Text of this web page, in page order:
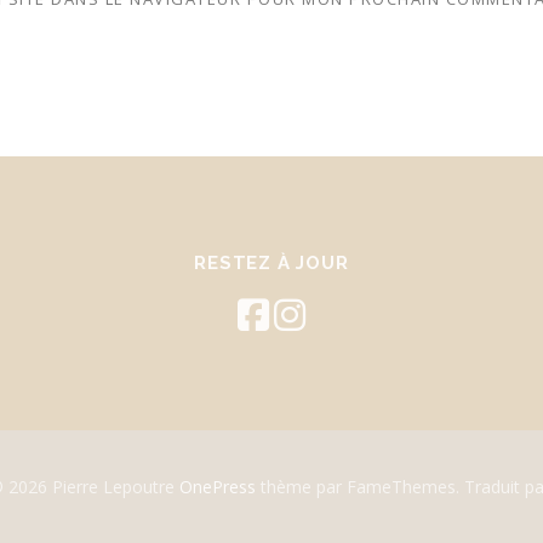
RESTEZ À JOUR
2026 Pierre Lepoutre OnePress thème par FameThemes. Traduit